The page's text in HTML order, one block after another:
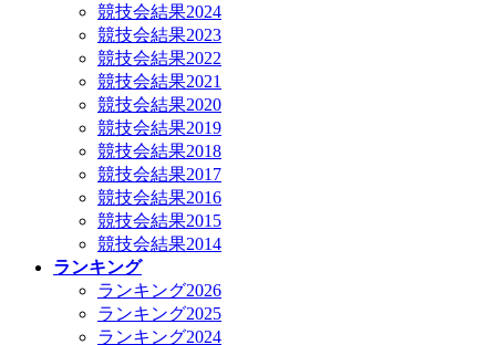
競技会結果2024
競技会結果2023
競技会結果2022
競技会結果2021
競技会結果2020
競技会結果2019
競技会結果2018
競技会結果2017
競技会結果2016
競技会結果2015
競技会結果2014
ランキング
ランキング2026
ランキング2025
ランキング2024